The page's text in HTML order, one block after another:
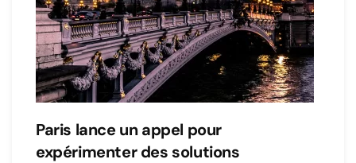
Paris lance un appel pour
expérimenter des solutions